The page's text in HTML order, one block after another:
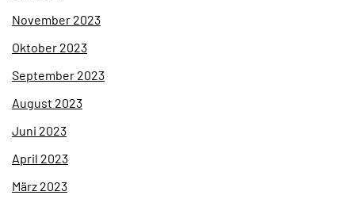
November 2023
Oktober 2023
September 2023
August 2023
Juni 2023
April 2023
März 2023